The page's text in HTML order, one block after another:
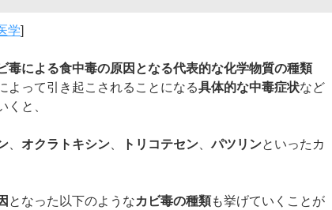
学]
毒による食中毒の原因となる代表的な化学物質の種類
よって引き起こされることになる具体的な中毒症状など
くと、
オクラトキシン トリコテセン 、パツリンといったカ
となった以下のようなカビ毒の種類も挙げていくことが